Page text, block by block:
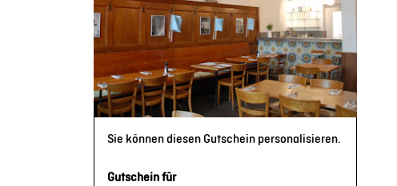
Sie können diesen Gutschein personalisieren.
Gutschein für